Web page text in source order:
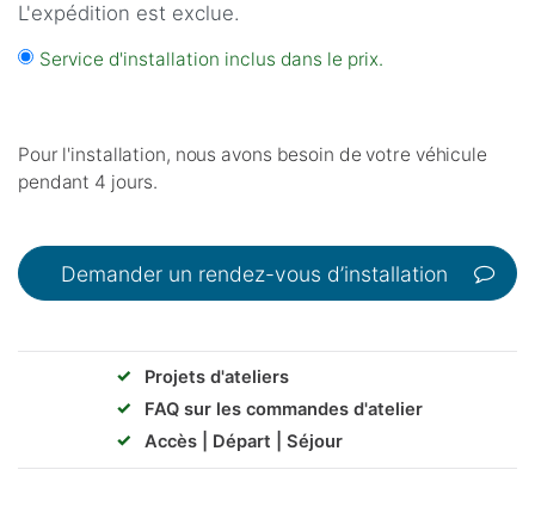
L'expédition est exclue.
Service d'installation inclus dans le prix.
Pour l'installation, nous avons besoin de votre véhicule
pendant 4 jours.
Demander un rendez-vous d’installation
✓
Projets d'ateliers
✓
FAQ sur les commandes d'atelier
✓
Accès | Départ | Séjour